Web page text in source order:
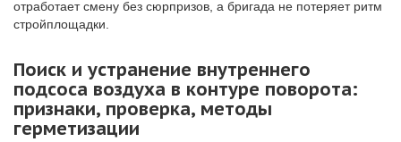
отработает смену без сюрпризов, а бригада не потеряет ритм
стройплощадки.
Поиск и устранение внутреннего
подсоса воздуха в контуре поворота:
признаки, проверка, методы
герметизации